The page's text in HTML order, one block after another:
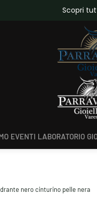
Scopri
EVENTI LABORATORIO
nero cinturino pelle nera